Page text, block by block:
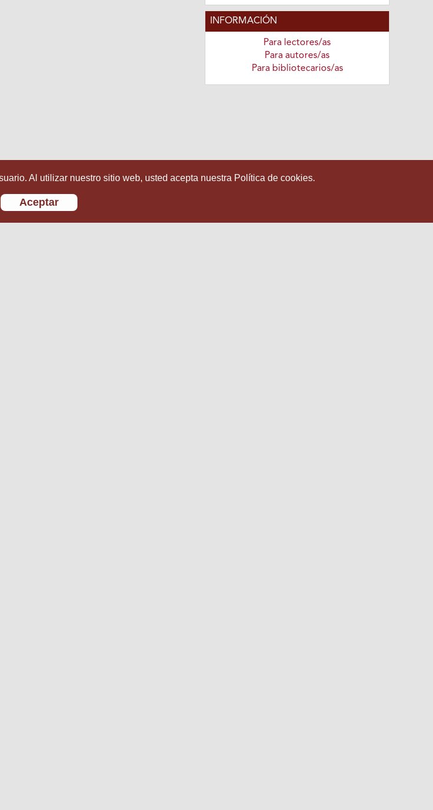
INFORMACIÓN
Para lectores/as
Para autores/as
Para bibliotecarios/as
Al utilizar nuestro sitio web, usted acepta nuestra Política de cookies.
Aceptar